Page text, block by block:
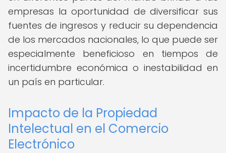
empresas la oportunidad de diversificar sus
fuentes de ingresos y reducir su dependencia
de los mercados nacionales, lo que puede ser
especialmente beneficioso en tiempos de
incertidumbre económica o inestabilidad en
un país en particular.
Impacto de la Propiedad
Intelectual en el Comercio
Electrónico